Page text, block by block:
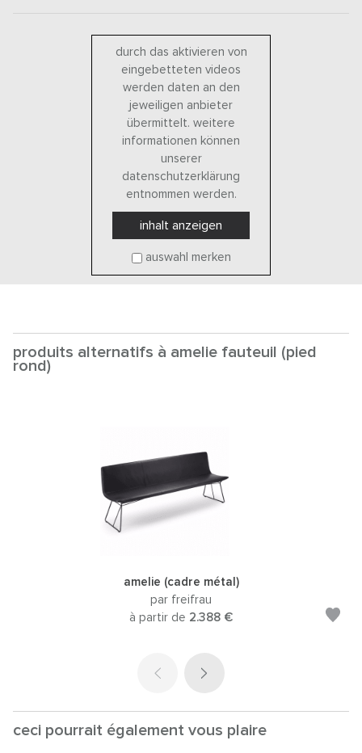
durch das aktivieren von
eingebetteten videos
werden daten an den
jeweiligen anbieter
übermittelt. weitere
informationen können
unserer
datenschutzerklärung
entnommen werden.
inhalt anzeigen
auswahl merken
produits alternatifs à amelie fauteuil (pied
rond)
amelie (cadre métal)
par freifrau
à partir de 2.388 €
ceci pourrait également vous plaire